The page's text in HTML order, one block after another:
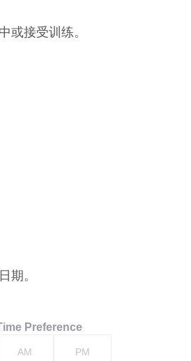
或接受训练。
期。
Preference
AM PM